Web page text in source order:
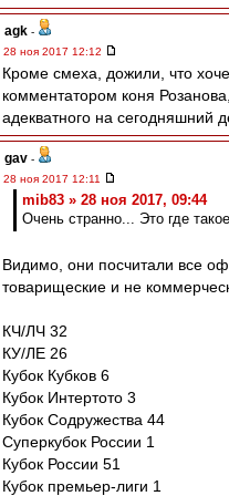
agk -
28 ноя 2017 12:12
Кроме смеха, дожили, что
комментатором коня
адекватного на сегодняшний
gav -
28 ноя 2017 12:11
mib83 » 28 ноя 2017, 09:44
Очень странно... Это где
Видимо, они посчитали все
товарищеские и не
КЧ/ЛЧ 32
КУ/ЛЕ 26
Кубок Кубков 6
Кубок Интертото 3
Кубок Содружества 44
Суперкубок России 1
Кубок России 51
Кубок премьер-лиги 1